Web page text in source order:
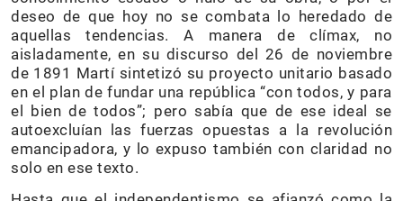
deseo de que hoy no se combata lo heredado de
aquellas tendencias. A manera de clímax, no
aisladamente, en su discurso del 26 de noviembre
de 1891 Martí sintetizó su proyecto unitario basado
en el plan de fundar una república “con todos, y para
el bien de todos”; pero sabía que de ese ideal se
autoexcluían las fuerzas opuestas a la revolución
emancipadora, y lo expuso también con claridad no
solo en ese texto.